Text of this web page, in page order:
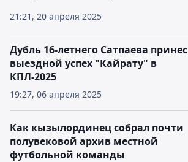
21:21, 20 апреля 2025
19:27, 06 апреля 2025
Дубль 16-летнего Сатпаева принес
выездной успех "Кайрату" в
КПЛ-2025
Как кызылординец собрал почти
полувековой архив местной
футбольной команды